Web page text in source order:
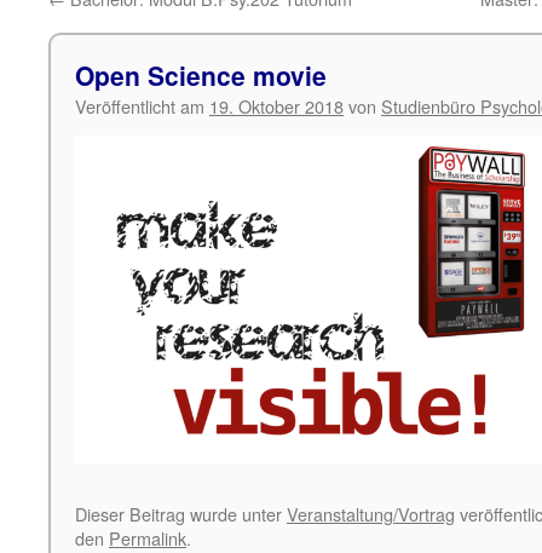
Open Science movie
Veröffentlicht am 19. Oktober 2018von Studienbüro
Dieser Beitrag wurde unterVeranstaltung/Vortrag
den Permalink.